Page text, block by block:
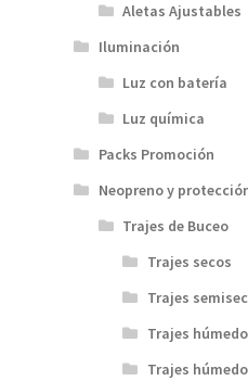
Aletas Ajustables
Iluminación
Luz con batería
Luz química
Packs Promoción
Neopreno y
Trajes de Buceo
Trajes secos
Trajes
Trajes
Trajes